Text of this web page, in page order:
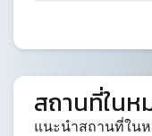
สถานที่ในห
แนะนำสถานที่ในห